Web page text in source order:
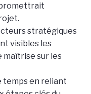
stratégiques
visibles les
sur les
temps en reliant